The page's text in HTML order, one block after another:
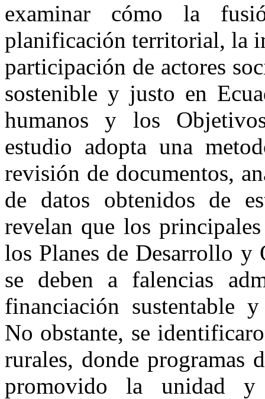
examinar cómo la
planificación territorial, la
participación de actores
sostenible y justo en
humanos y los
estudio adopta una
revisión de documentos,
de datos obtenidos de
revelan que los
los Planes de Desarrollo
se deben a falencias
financiación sustentable
No obstante, se
rurales, donde programas
promovido la unidad